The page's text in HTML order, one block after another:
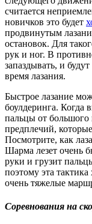
считается
новичков это будет
продвинутым
остановок. Для
рук и ног. В
запаздывать, и
время лазания.
Быстрое лазание
боулдеринга. Когда
пальцы от
предплечий,
Посмотрите, как
Шарма лезет очень
руки и грузит
поэтому эта
очень тяжелые
Соревнования на